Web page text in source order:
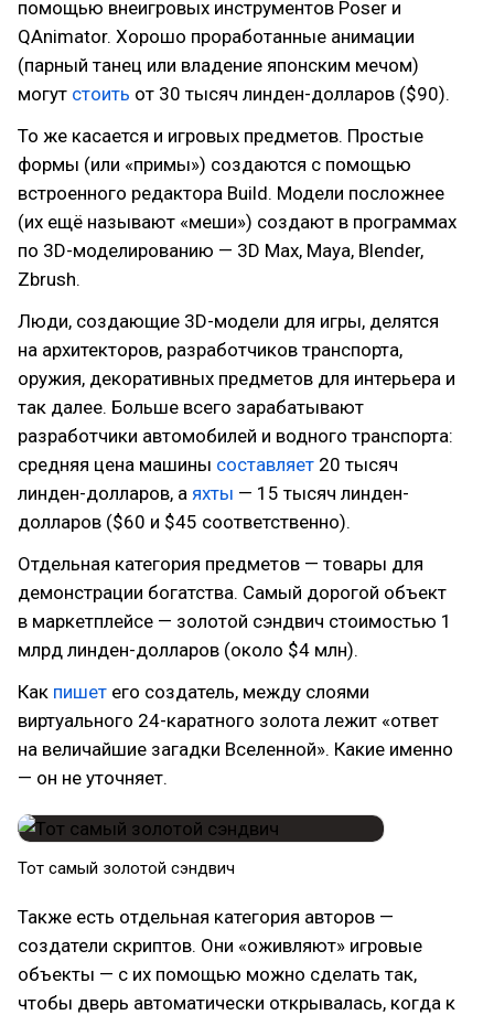
помощью внеигровых инструментов Poser и
QAnimator. Хорошо проработанные анимации
(парный танец или владение японским мечом)
могут стоить от 30 тысяч линден-долларов ($90).
То же касается и игровых предметов. Простые
формы (или «примы») создаются с помощью
встроенного редактора Build. Модели посложнее
(их ещё называют «меши») создают в программах
по 3D-моделированию — 3D Max, Maya, Blender,
Zbrush.
Люди, создающие 3D-модели для игры, делятся
на архитекторов, разработчиков транспорта,
оружия, декоративных предметов для интерьера и
так далее. Больше всего зарабатывают
разработчики автомобилей и водного транспорта:
средняя цена машины составляет 20 тысяч
линден-долларов, а яхты — 15 тысяч линден-
долларов ($60 и $45 соответственно).
Отдельная категория предметов — товары для
демонстрации богатства. Самый дорогой объект
в маркетплейсе — золотой сэндвич стоимостью 1
млрд линден-долларов (около $4 млн).
Как пишет его создатель, между слоями
виртуального 24-каратного золота лежит «ответ
на величайшие загадки Вселенной». Какие именно
— он не уточняет.
Тот самый золотой сэндвич
Также есть отдельная категория авторов —
создатели скриптов. Они «оживляют» игровые
объекты — с их помощью можно сделать так,
чтобы дверь автоматически открывалась, когда к